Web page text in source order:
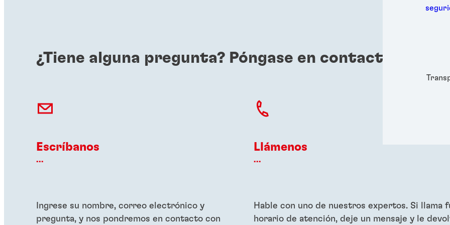
¿Tiene alguna pregunta? Póngase en contacto con
Escríbanos
...
Ingrese su nombre, correo electrónico y
pregunta, y nos pondremos en contacto con
Llámenos
...
Hable con uno de nuestros expertos. Si llama
horario de atención, deje un mensaje y le